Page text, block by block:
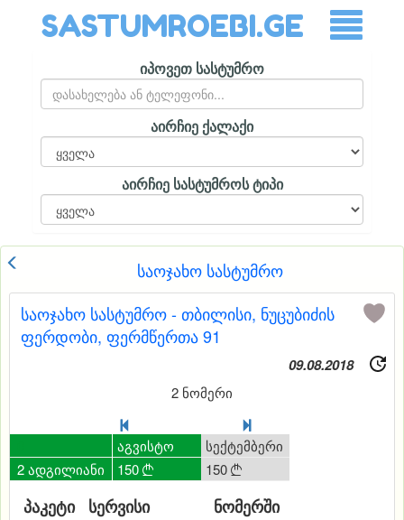
SASTUMROEBI.GE
იპოვეთ სასტუმრო
აირჩიე ქალაქი
აირჩიე სასტუმროს ტიპი
საოჯახო სასტუმრო
საოჯახო სასტუმრო - თბილისი, ნუცუბიძის
ფერდობი, ფერმწერთა 91
09.08.2018
2 ნომერი
2 ადგილიანი
150
აგვისტო
150 
სექტემბერი
150 
პაკეტი სერვისი ნომერში